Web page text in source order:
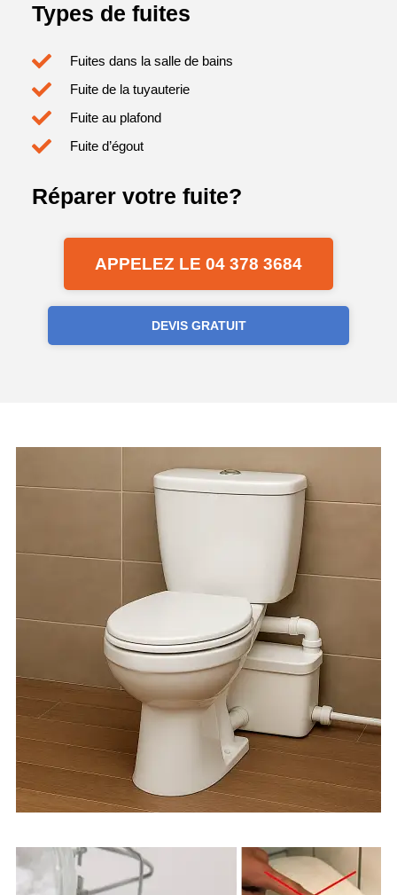
Types de fuites
Fuites dans la salle de bains
Fuite de la tuyauterie
Fuite au plafond
Fuite d’égout
Réparer votre fuite?
APPELEZ LE 04 378 3684
DEVIS GRATUIT